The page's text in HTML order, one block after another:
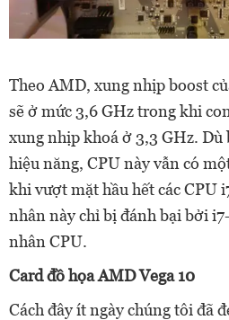
Theo AMD, xung nhịp boost
sẽ ở mức 3,6 GHz trong khi
xung nhịp khoá ở 3,3 GHz. Dù
hiệu năng, CPU này vẫn có
khi vượt mặt hầu hết các CPU
nhân này chỉ bị đánh bại bởi
nhân CPU.
Card đồ họa AMD Vega 10
Cách đây ít ngày chúng tôi đã